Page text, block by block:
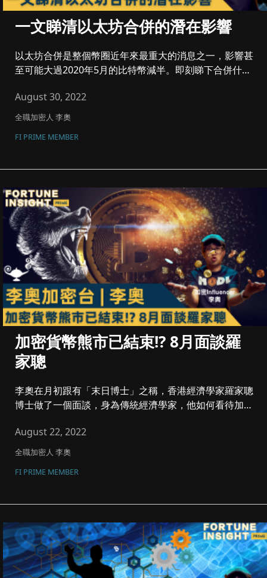
一文睇清以太坊合併的潛在影響
以太坊合併是整個幣圈近年來最重大的消息之一，影響甚
至可能大過2020年5月的比特幣減半。即刻睇下合併什麼
August 30, 2022
全職加密人 李奧
FI PRIME MEMBER
加密貨幣熊市已結束!? 8月面談羅
家聰
李奧在月初跟有「末日博士」之稱，香港經濟學家羅家聰
博士做了一個面談，身為傳統經濟學家，他如何看待加密
August 22, 2022
全職加密人 李奧
FI PRIME MEMBER